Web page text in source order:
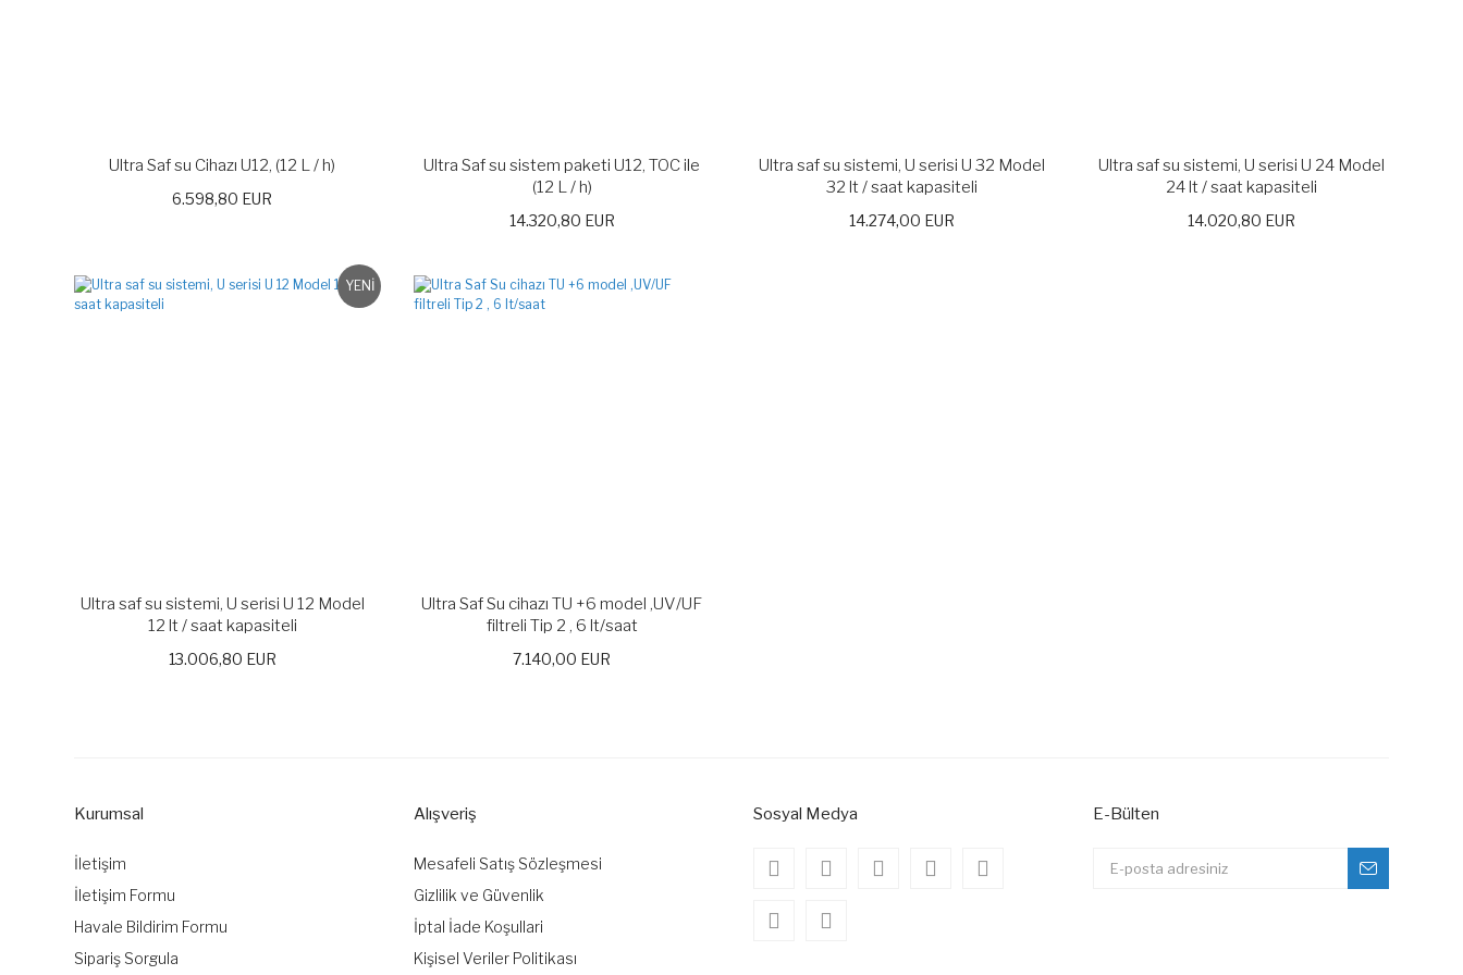
Ultra Saf su Cihazı U12, (12 L / h)
6.598,80 EUR
Ultra Saf su sistem paketi U12, TOC ile
(12 L / h)
14.320,80 EUR
Ultra saf su sistemi, U serisi U 32 Model
32 lt / saat kapasiteli
14.274,00 EUR
Ultra saf su sistemi, U serisi U 24 Model
24 lt / saat kapasiteli
14.020,80 EUR
YENİ
Ultra saf su sistemi, U serisi U 12 Model
12 lt / saat kapasiteli
13.006,80 EUR
Ultra Saf Su cihazı TU +6 model ,UV/UF
filtreli Tip 2 , 6 lt/saat
7.140,00 EUR
Kurumsal
İletişim
İletişim Formu
Havale Bildirim Formu
Sipariş Sorgula
Alışveriş
Mesafeli Satış Sözleşmesi
Gizlilik ve Güvenlik
İptal İade Koşullari
Kişisel Veriler Politikası
Sosyal Medya E-Bülten